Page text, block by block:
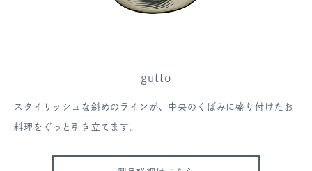
gutto
スタイリッシュな斜めのラインが、中央のくぼみに盛り付けたお
料理をぐっと引き立てます。